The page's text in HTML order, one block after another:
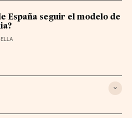
España seguir el modelo de